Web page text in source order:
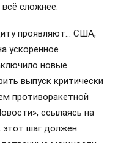
сложнее.
проявляют… США,
ускоренное
новые
выпуск критически
противоракетной
ссылаясь на
шаг должен